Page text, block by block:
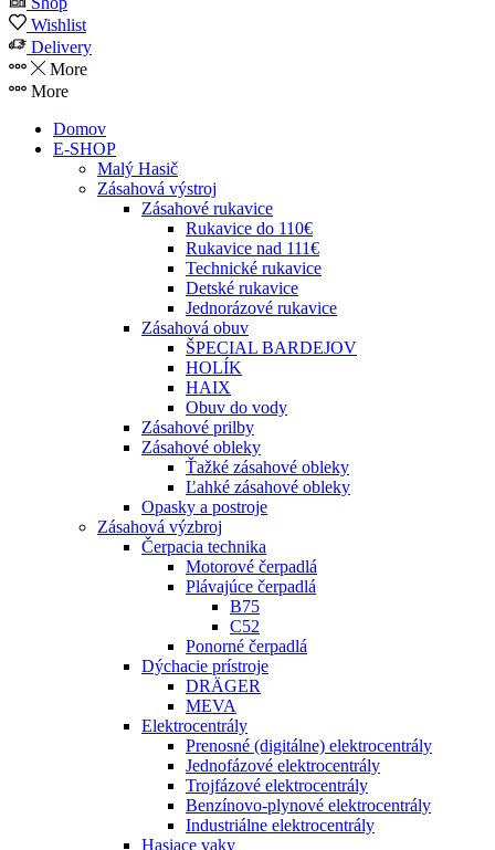
Wishlist
Delivery
More
More
Domov
E-SHOP
Malý Hasič
Zásahová výstroj
Zásahové rukavice
Rukavice do 110€
Rukavice nad 111€
Technické rukavice
Detské rukavice
Jednorázové rukavice
Zásahová obuv
ŠPECIAL BARDEJOV
HOLÍK
HAIX
Obuv do vody
Zásahové prilby
Zásahové obleky
Ťažké zásahové obleky
Ľahké zásahové obleky
Opasky a postroje
Zásahová výzbroj
Čerpacia technika
Motorové čerpadlá
Plávajúce čerpadlá
B75
C52
Ponorné čerpadlá
Dýchacie prístroje
DRÄGER
MEVA
Elektrocentrály
Prenosné (digitálne) elektrocentrály
Jednofázové elektrocentrály
Trojfázové elektrocentrály
Benzínovo-plynové elektrocentrály
Industriálne elektrocentrály
Hasiace vaky